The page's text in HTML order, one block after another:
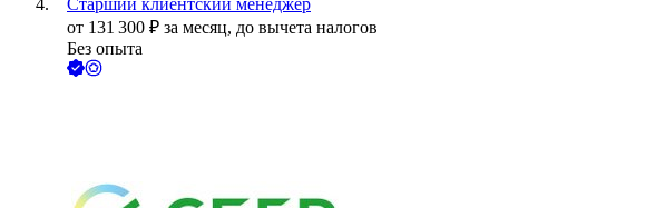
Старший клиентский менеджер
от 131 300 ₽ за месяц, до вычета налогов
Без опыта